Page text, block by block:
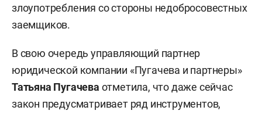
злоупотребления со стороны недобросовестных
заемщиков.
В свою очередь управляющий партнер
юридической компании «Пугачева и партнеры»
Татьяна Пугачева отметила, что даже сейчас
закон предусматривает ряд инструментов,